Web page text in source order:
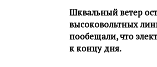
Шквальный ветер
высоковольтных
пообещали, что
к концу дня.